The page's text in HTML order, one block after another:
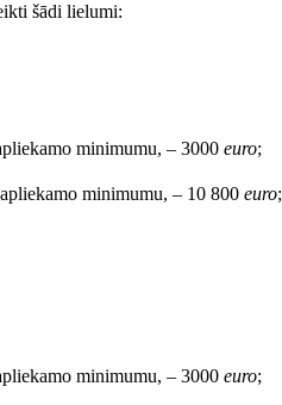
šādi lielumi:
minimumu, – 3000 euro;
minimumu, – 10 800 euro;
minimumu, – 3000 euro;